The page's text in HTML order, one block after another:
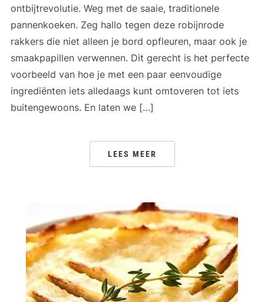
ontbijtrevolutie. Weg met de saaie, traditionele
pannenkoeken. Zeg hallo tegen deze robijnrode
rakkers die niet alleen je bord opfleuren, maar ook je
smaakpapillen verwennen. Dit gerecht is het perfecte
voorbeeld van hoe je met een paar eenvoudige
ingrediënten iets alledaags kunt omtoveren tot iets
buitengewoons. En laten we […]
LEES MEER